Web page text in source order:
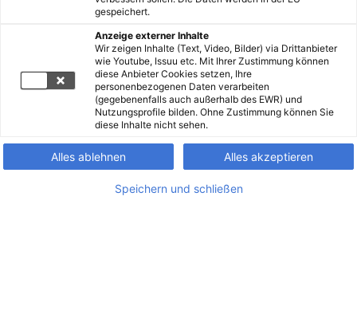
gespeichert.
Anzeige externer Inhalte
Wir zeigen Inhalte (Text, Video, Bilder) via Drittanbieter
wie Youtube, Issuu etc. Mit Ihrer Zustimmung können
diese Anbieter Cookies setzen, Ihre
personenbezogenen Daten verarbeiten
(gegebenenfalls auch außerhalb des EWR) und
Nutzungsprofile bilden. Ohne Zustimmung können Sie
diese Inhalte nicht sehen.
Alles ablehnen Alles akzeptieren
Speichern und schließen